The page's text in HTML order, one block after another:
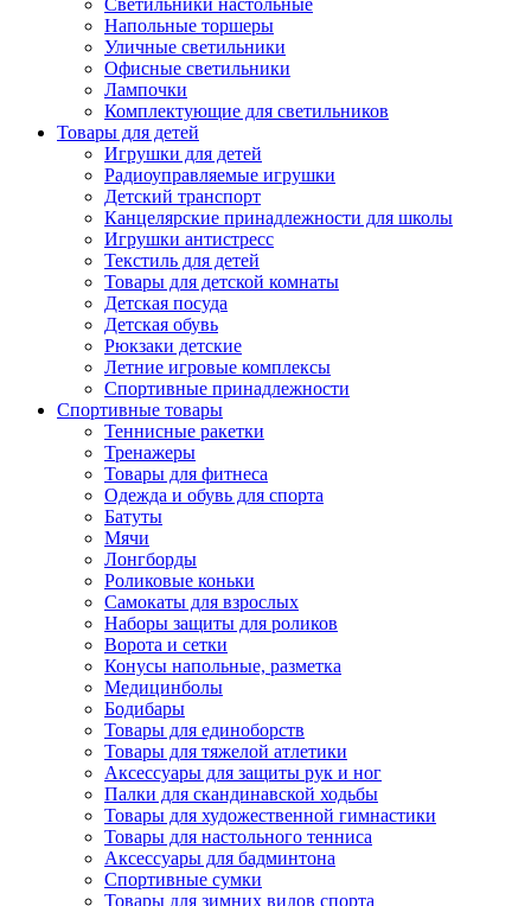
Светильники настольные
Напольные торшеры
Уличные светильники
Офисные светильники
Лампочки
Комплектующие для светильников
Товары для детей
Игрушки для детей
Радиоуправляемые игрушки
Детский транспорт
Канцелярские принадлежности для школы
Игрушки антистресс
Текстиль для детей
Товары для детской комнаты
Детская посуда
Детская обувь
Рюкзаки детские
Летние игровые комплексы
Спортивные принадлежности
Спортивные товары
Теннисные ракетки
Тренажеры
Товары для фитнеса
Одежда и обувь для спорта
Батуты
Мячи
Лонгборды
Роликовые коньки
Самокаты для взрослых
Наборы защиты для роликов
Ворота и сетки
Конусы напольные, разметка
Медицинболы
Бодибары
Товары для единоборств
Товары для тяжелой атлетики
Аксессуары для защиты рук и ног
Палки для скандинавской ходьбы
Товары для художественной гимнастики
Товары для настольного тенниса
Аксессуары для бадминтона
Спортивные сумки
Товары для зимних видов спорта